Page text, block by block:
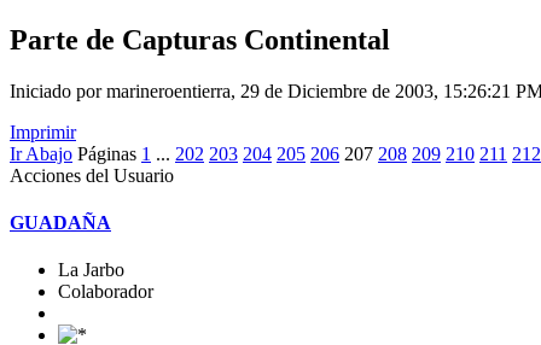
Parte de Capturas Continental
Iniciado por marineroentierra, 29 de Diciembre de 2003, 15:26:21
Imprimir
Ir Abajo Páginas 1 ... 202 203 204 205 206 207 208 209 210 211 212
Acciones del Usuario
GUADAÑA
La Jarbo
Colaborador